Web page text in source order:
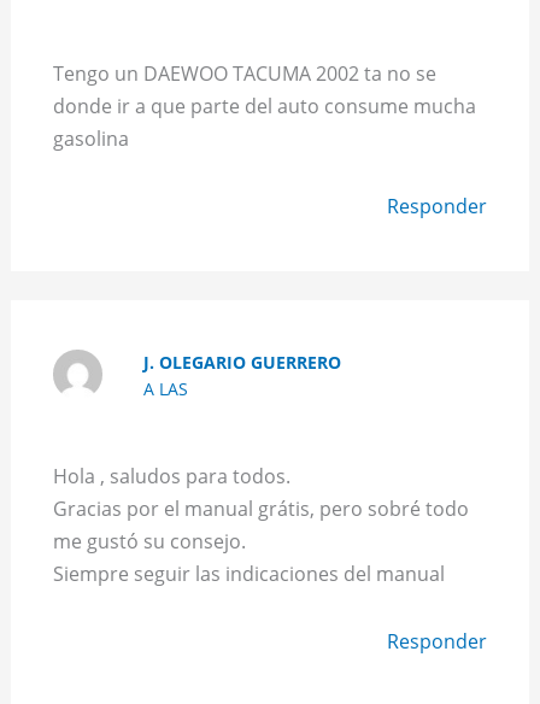
Tengo un DAEWOO TACUMA 2002 ta no se
donde ir a que parte del auto consume mucha
gasolina
Responder
J. OLEGARIO GUERRERO
A LAS
Hola , saludos para todos.
Gracias por el manual grátis, pero sobré todo
me gustó su consejo.
Siempre seguir las indicaciones del manual
Responder